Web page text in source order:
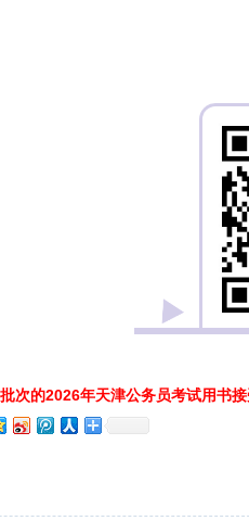
次的2026年天津公务员考试用书